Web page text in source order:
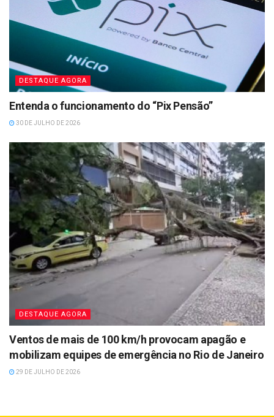
DESTAQUE AGORA
Entenda o funcionamento do “Pix Pensão”
30 DE JULHO DE 2026
DESTAQUE AGORA
Ventos de mais de 100 km/h provocam apagão e
mobilizam equipes de emergência no Rio de Janeiro
29 DE JULHO DE 2026